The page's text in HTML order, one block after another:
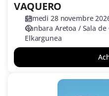
VAQUERO
samedi 28 novembre
Ganbara Aretoa / Sala de
Elkargunea